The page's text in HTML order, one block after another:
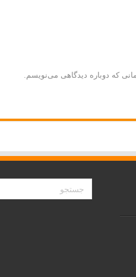
که دوباره دیدگاهی می‌نویسم.